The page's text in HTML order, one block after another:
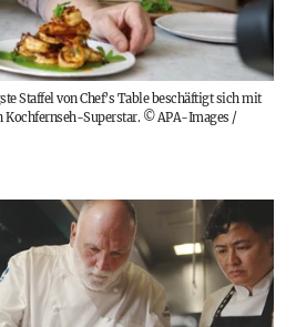
Staffel von Chef’s Table beschäftigt sich mit
Kochfernseh-Superstar. ©APA-Images /